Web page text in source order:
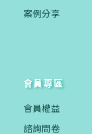
案例分享
會員專區
會員權益
諮詢問卷